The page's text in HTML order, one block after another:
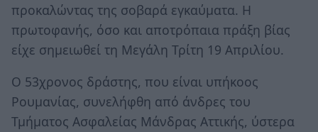
προκαλώντας της σοβαρά εγκαύματα. Η
πρωτοφανής, όσο και αποτρόπαια πράξη βίας
είχε σημειωθεί τη Μεγάλη Τρίτη 19 Απριλίου.
Ο 53χρονος δράστης, που είναι υπήκοος
Ρουμανίας, συνελήφθη από άνδρες του
Τμήματος Ασφαλείας Μάνδρας Αττικής, ύστερα